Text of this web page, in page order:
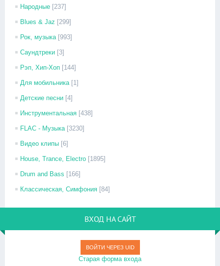
Народные [237]
Blues & Jaz [299]
Рок, музыка [993]
Саундтреки [3]
Рэп, Хип-Хоп [144]
Для мобильника [1]
Детские песни [4]
Инструментальная [438]
FLAC - Музыка [3230]
Видео клипы [6]
House, Trance, Electro [1895]
Drum and Bass [166]
Классическая, Симфония [84]
ВХОД НА САЙТ
ВОЙТИ ЧЕРЕЗ UID
Старая форма входа